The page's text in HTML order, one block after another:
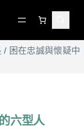
/ 困在忠誠與懷疑中
六型人